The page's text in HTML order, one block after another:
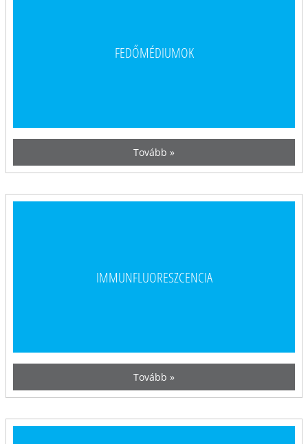
FEDŐMÉDIUMOK
Tovább »
IMMUNFLUORESZCENCIA
Tovább »